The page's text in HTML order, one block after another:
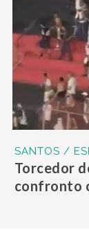
SANTOS /
Torcedor
confronto